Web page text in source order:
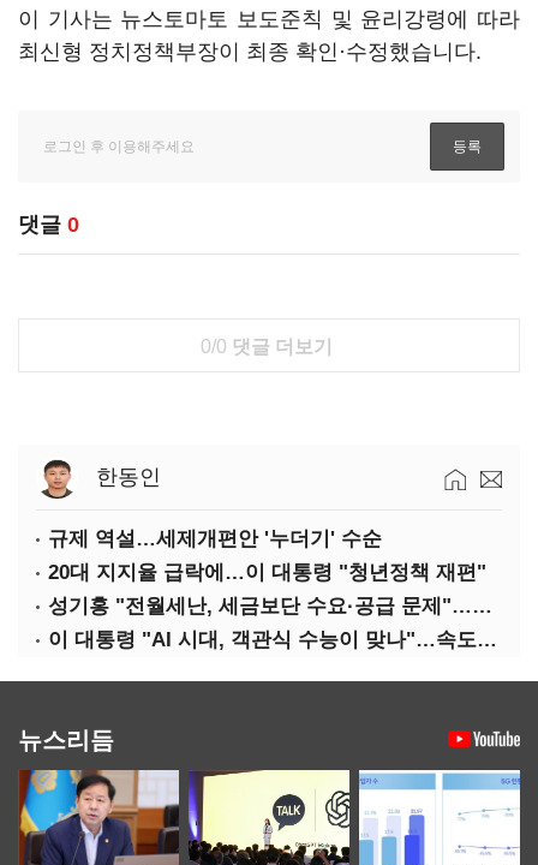
이 기사는 뉴스토마토 보도준칙 및 윤리강령에 따라
최신형 정치정책부장이 최종 확인·수정했습니다.
댓글 0
0/0 댓글 더보기
한동인
규제 역설…세제개편안 '누더기' 수순
20대 지지율 급락에…이 대통령 "청년정책 재편"
성기홍 "전월세난, 세금보단 수요·공급 문제"…닥공 시사
이 대통령 "AI 시대, 객관식 수능이 맞나"…속도전 '경계'
뉴스리듬